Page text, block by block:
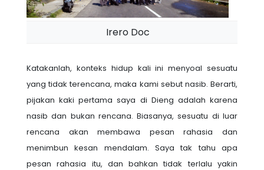
Irero Doc
Katakanlah, konteks hidup kali ini menyoal sesuatu
yang tidak terencana, maka kami sebut nasib. Berarti,
pijakan kaki pertama saya di Dieng adalah karena
nasib dan bukan rencana. Biasanya, sesuatu di luar
rencana akan membawa pesan rahasia dan
menimbun kesan mendalam. Saya tak tahu apa
pesan rahasia itu, dan bahkan tidak terlalu yakin